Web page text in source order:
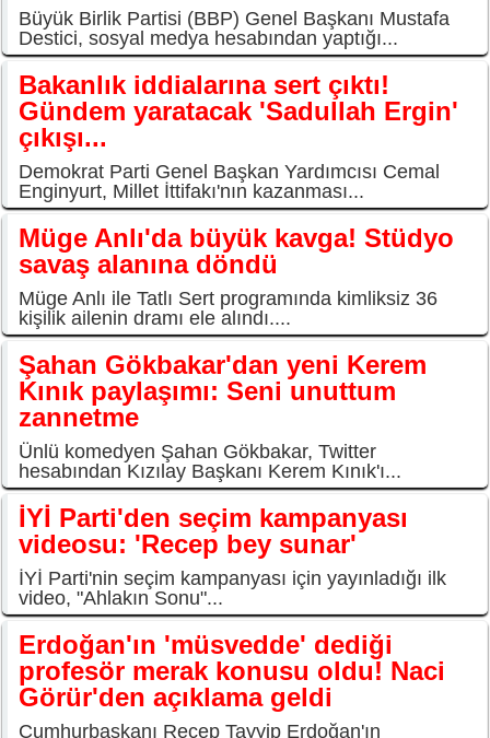
Büyük Birlik Partisi (BBP) Genel Başkanı Mustafa
Destici, sosyal medya hesabından yaptığı...
Bakanlık iddialarına sert çıktı!
Gündem yaratacak 'Sadullah Ergin'
çıkışı...
Demokrat Parti Genel Başkan Yardımcısı Cemal
Enginyurt, Millet İttifakı'nın kazanması...
Müge Anlı'da büyük kavga! Stüdyo
savaş alanına döndü
Müge Anlı ile Tatlı Sert programında kimliksiz 36
kişilik ailenin dramı ele alındı....
Şahan Gökbakar'dan yeni Kerem
Kınık paylaşımı: Seni unuttum
zannetme
Ünlü komedyen Şahan Gökbakar, Twitter
hesabından Kızılay Başkanı Kerem Kınık'ı...
İYİ Parti'den seçim kampanyası
videosu: 'Recep bey sunar'
İYİ Parti'nin seçim kampanyası için yayınladığı ilk
video, "Ahlakın Sonu"...
Erdoğan'ın 'müsvedde' dediği
profesör merak konusu oldu! Naci
Görür'den açıklama geldi
Cumhurbaşkanı Recep Tayyip Erdoğan'ın